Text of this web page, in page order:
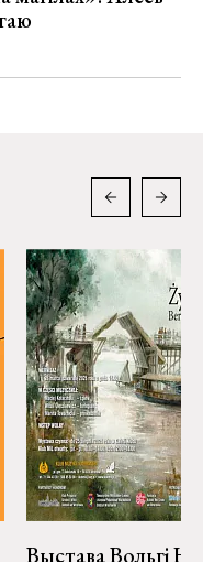
Выстава Вольгі